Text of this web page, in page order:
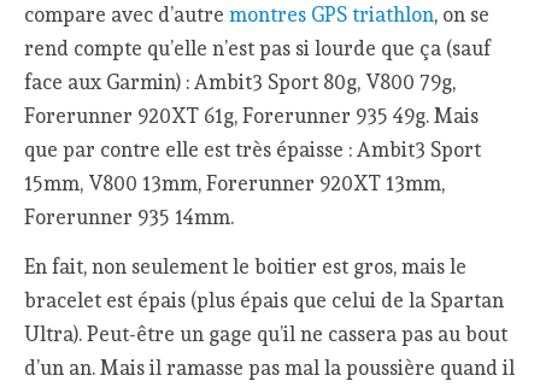
compare avec d’autremontres GPS triathlon, on se
rend compte qu’elle n’est pas si lourde que ça (sauf
face aux Garmin) : Ambit3 Sport 80g, V800 79g,
Forerunner 920XT 61g, Forerunner 935 49g. Mais
que par contre elle est très épaisse : Ambit3 Sport
15mm, V800 13mm, Forerunner 920XT 13mm,
Forerunner 935 14mm.
En fait, non seulement le boitier est gros, mais le
bracelet est épais (plus épais que celui de la Spartan
Ultra). Peut-être un gage qu’il ne cassera pas au bout
d’un an. Mais il ramasse pas mal la poussière quand il